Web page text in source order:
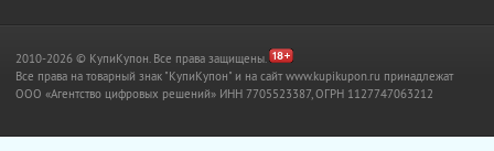
2010-2026 © КупиКупон. Все права защищены.
Все права на товарный знак "КупиКупон" и на сайт www.kupikupon.ru принадлежат
OOO «Агентство цифровых решений» ИНН 7705523387, ОГРН 1127747063212